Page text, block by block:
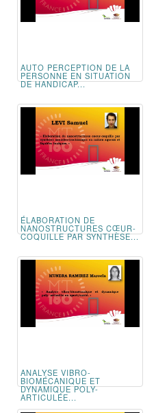
AUTO PERCEPTION DE LA
PERSONNE EN SITUATION
DE HANDICAP...
ÉLABORATION DE
NANOSTRUCTURES CŒUR-
COQUILLE PAR SYNTHÈSE...
ANALYSE VIBRO-
BIOMÉCANIQUE ET
DYNAMIQUE POLY-
ARTICULÉE...